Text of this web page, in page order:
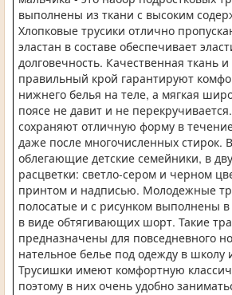
выполнены из ткани с высоким
Хлопковые трусики отлично
эластан в составе обеспечивает
долговечность. Качественная ткань
правильный крой гарантируют
нижнего белья на теле, а мягкая
поясе не давит и не
сохраняют отличную форму в
даже после многочисленных стирок.
облегающие детские семейники, в
расцветки: светло-сером и черном
принтом и надписью. Молодежные
полосатые и с рисунком выполнены
в виде обтягивающих шорт. Такие
предназначены для повседневного
нательное белье под одежду в школу
Трусишки имеют комфортную
поэтому в них очень удобно